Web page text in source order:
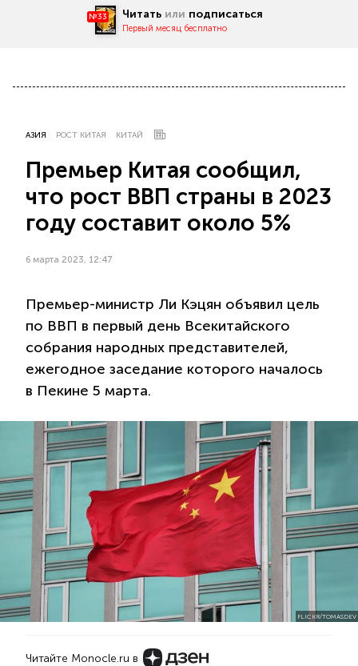
№33 Читать или подписаться
Первый месяц бесплатно
АЗИЯ РОСТ КИТАЯ КИТАЙ
Премьер Китая сообщил,
что рост ВВП страны в 2023
году составит около 5%
6 марта 2023, 12:47
Премьер-министр Ли Кэцян объявил цель
по ВВП в первый день Всекитайского
собрания народных представителей,
ежегодное заседание которого началось
в Пекине 5 марта.
FLICKR/TOMASDEV
Читайте Monocle.ru в